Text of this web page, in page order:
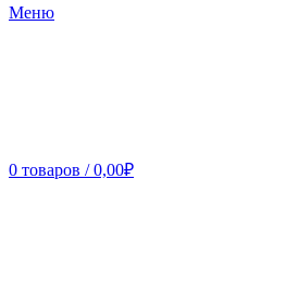
Меню
0 товаров / 0,00₽